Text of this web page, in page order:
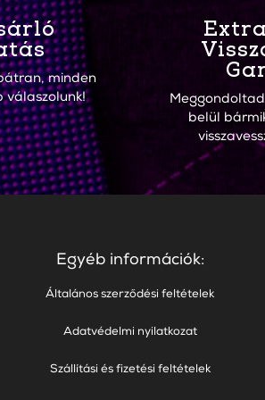
minden
válaszolunk!
belül
Egyéb információk:
Általános szerződési feltételek
Adatvédelmi nyilatkozat
Szállítási és fizetési feltételek